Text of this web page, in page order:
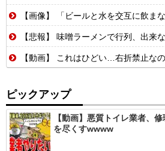
【画像】 「ビールと水を交互に飲ま
【悲報】 味噌ラーメンで行列、出来
【動画】 これはひどい…右折禁止なのに軽自動車が突如右折し路面電車と衝
ピックアップ
【動画】悪質トイレ業者、
を尽くすwwww